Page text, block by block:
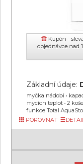
Kupón -
objednávce nad
Základní údaje:
myčka nádobí •
mycích teplot • 2
funkce Total
POROVNAT